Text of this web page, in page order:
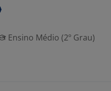
Ensino Médio (2º Grau)